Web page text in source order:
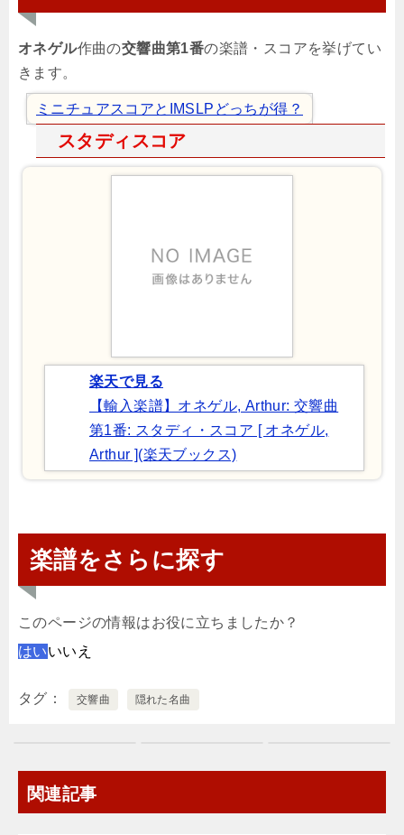
オネゲル作曲の交響曲第1番の楽譜・スコアを挙げてい
きます。
ミニチュアスコアとIMSLPどっちが得？
スタディスコア
楽天で見る
【輸入楽譜】オネゲル, Arthur: 交響曲
第1番: スタディ・スコア [ オネゲル,
Arthur ](楽天ブックス)
楽譜をさらに探す
このページの情報はお役に立ちましたか？
はいいいえ
タグ 交響曲 隠れた名曲
関連記事